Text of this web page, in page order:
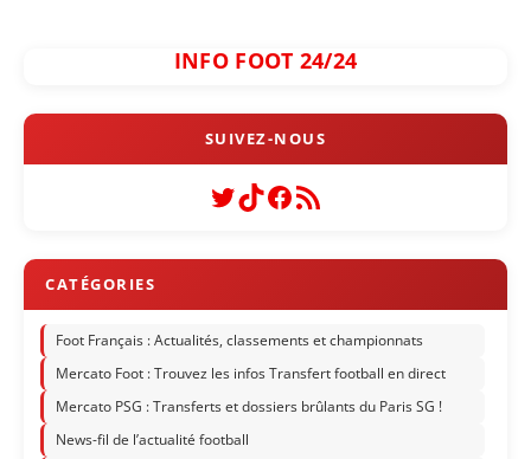
INFO FOOT 24/24
Twitter
TikTok
Facebook
Flux RSS
Foot Français : Actualités, classements et championnats
Mercato Foot : Trouvez les infos Transfert football en direct
Mercato PSG : Transferts et dossiers brûlants du Paris SG !
News-fil de l’actualité football